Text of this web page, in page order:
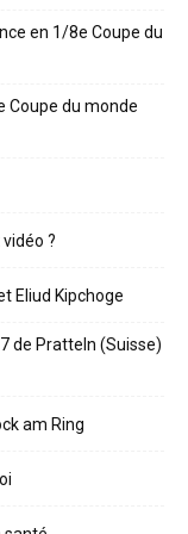
en 1/8e Coupe du
Coupe du monde
?
Eliud Kipchoge
de Pratteln (Suisse)
am Ring